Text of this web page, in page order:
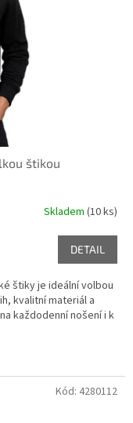
štikou
Skladem (10 ks)
DETAIL
štiky je ideální volbou
kvalitní materiál a
každodenní nošení i k
Kód: 4280112